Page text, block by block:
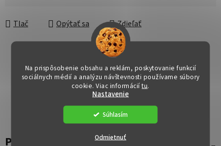
Na prispôsobenie obsahu a reklám, poskytovanie funkcií
sociálnych médií a analýzu návštevnosti používame súbory
cookie. Viac informáciítu.
Nastavenie
Odmietnuť
Súhlasím
Tlač Opýtať sa Zdieľať
Popis